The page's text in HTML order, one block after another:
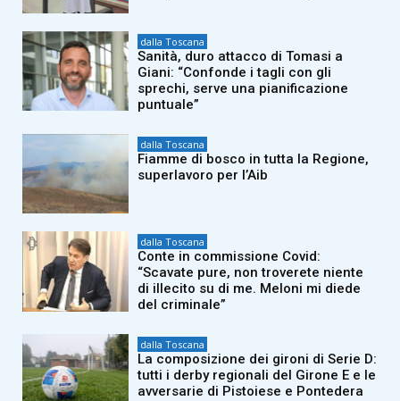
dalla Toscana
Sanità, duro attacco di Tomasi a
Giani: “Confonde i tagli con gli
sprechi, serve una pianificazione
puntuale”
dalla Toscana
Fiamme di bosco in tutta la Regione,
superlavoro per l’Aib
dalla Toscana
Conte in commissione Covid:
“Scavate pure, non troverete niente
di illecito su di me. Meloni mi diede
del criminale”
dalla Toscana
La composizione dei gironi di Serie D:
tutti i derby regionali del Girone E e le
avversarie di Pistoiese e Pontedera